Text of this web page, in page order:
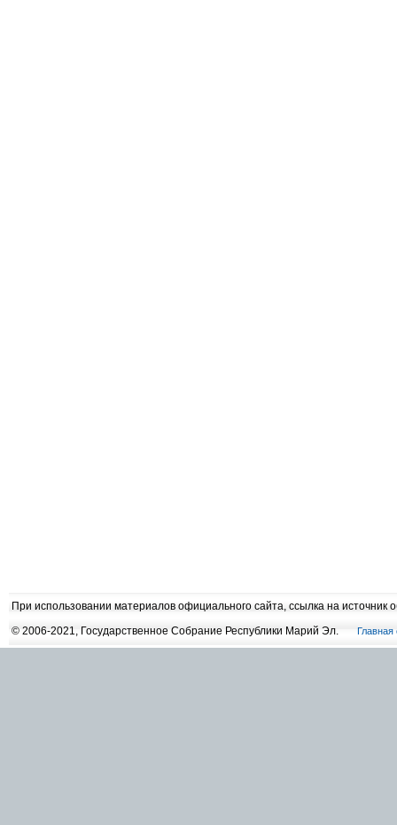
При использовании материалов официального сайта, ссылка на источник
© 2006-2021, Государственное Собрание Республики Марий Эл.
Главная